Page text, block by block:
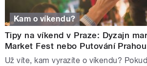
Kam o víkendu?
Tipy na víkend v Praze: Dyzajn
Market Fest nebo Putování
Už víte, kam vyrazíte o víkendu?